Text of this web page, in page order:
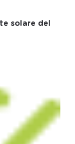
solare del